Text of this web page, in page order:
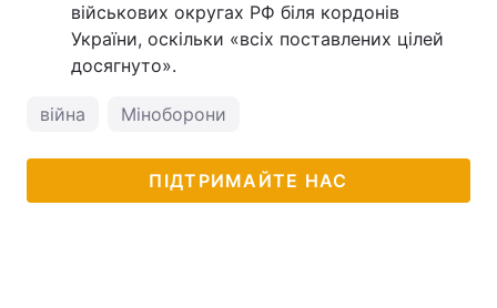
військових округах РФ біля кордонів
України, оскільки «всіх поставлених цілей
досягнуто».
війна Міноборони
ПІДТРИМАЙТЕ НАС